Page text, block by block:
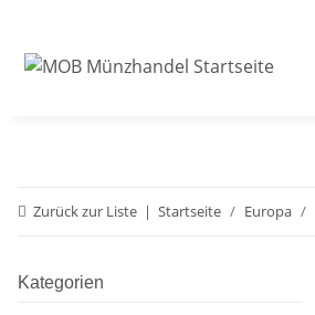
Zurück zur Liste Startseite Europa
Kategorien